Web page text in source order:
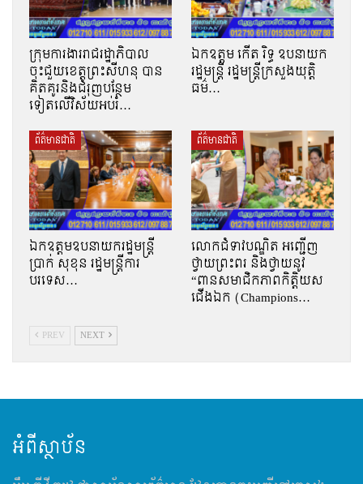
ក្រុមការងាររាជរដ្ឋាភិបាល
ចុះជួយខេត្តព្រះសីហនុ បាន
គិតគូរនិងជំរុញបន្ថែម
ទៀតលើវិស័យអប់រំ…
ឯកឧត្តម កើត រិទ្ធ ឧបនាយក
រដ្ឋមន្ត្រី រដ្ឋមន្ត្រីក្រសួងយុត្តិ
ធម៌…
ព័ត៌មានជាតិ
ឯកឧត្តមឧបនាយករដ្ឋមន្រ្តី
ប្រាក់ សុខុន រដ្ឋមន្រ្តីការ
បរទេស…
ព័ត៌មានជាតិ
លោកជំទាវបណ្ឌិត អញ្ជើញ
ថ្វាយព្រះពរ និងថ្វាយនូវ
“ពានសមាជិកភាពកិត្តិយស
ជើងឯក (Champions…
PREV NEXT
អំពីស្ថាប័ន